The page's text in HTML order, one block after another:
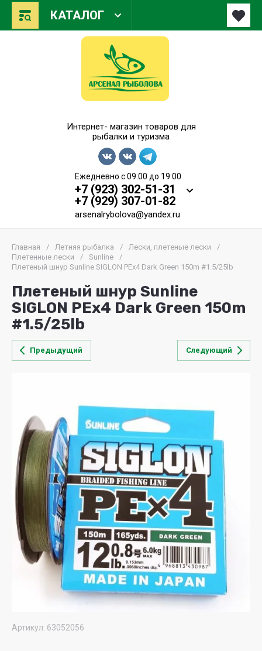
КАТАЛОГ
Интернет- магазин товаров для
рыбалки и туризма
Ежедневно с 09:00 до 19:00
+7 (923) 302-51-31
+7 (929) 307-01-82
arsenalrybolova@yandex.ru
Главная / Летняя рыбалка / Лески, плетеные лески
/
Плетенные лески
/ Sunline
/
Плетеный шнур Sunline SIGLON PEх4 Dark Green 150m #1.5/25lb
Плетеный шнур Sunline
SIGLON PEх4 Dark Green 150m
#1.5/25lb
Предыдущий Следующий
Артикул: 63052056